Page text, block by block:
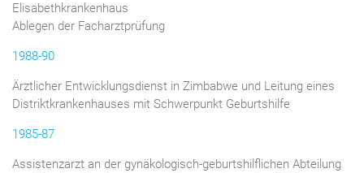
Elisabethkrankenhaus
Ablegen der Facharztprüfung
1988-90
Ärztlicher Entwicklungsdienst in Zimbabwe und Leitung eines
Distriktkrankenhauses mit Schwerpunkt Geburtshilfe
1985-87
Assistenzarzt an der gynäkologisch-geburtshilflichen Abteilung